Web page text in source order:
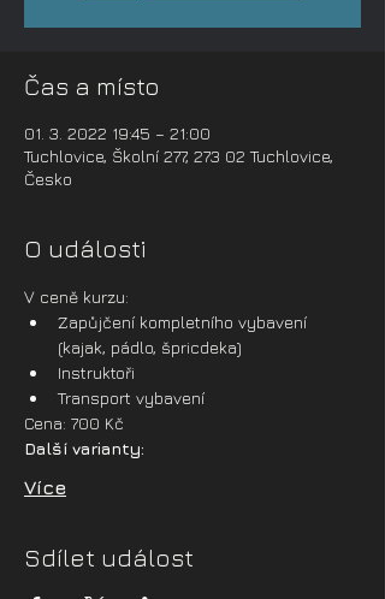
Čas a místo
01. 3. 2022 19:45 – 21:00
Tuchlovice, Školní 277, 273 02 Tuchlovice,
Česko
O události
V ceně kurzu:
Zapůjčení kompletního vybavení
(kajak, pádlo, špricdeka)
Instruktoři
Transport vybavení
Cena: 700 Kč
Další varianty:
Více
Sdílet událost